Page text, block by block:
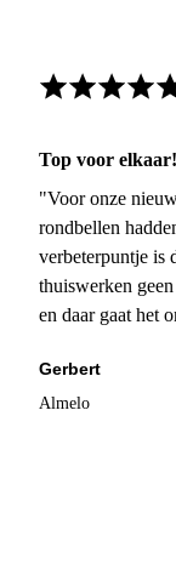
Top voor elkaar!
"Voor onze
rondbellen
verbeterpuntje is
thuiswerken
en daar gaat het
Gerbert
Almelo